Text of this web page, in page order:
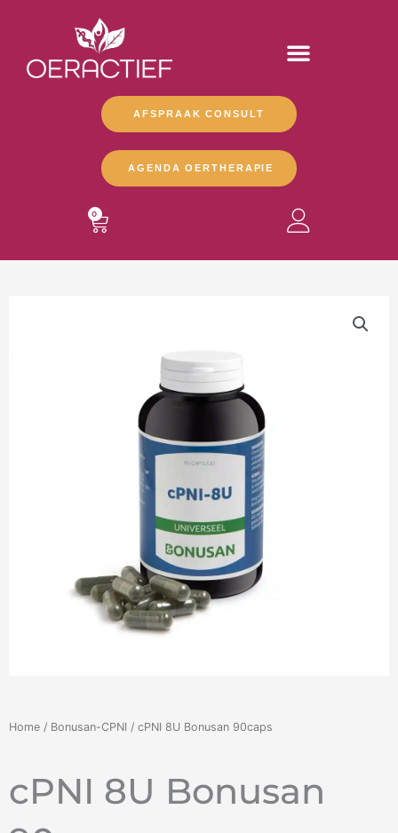
inhoud
AFSPRAAK CONSULT
AGENDA OERTHERAPIE
0
WINKELWAGEN
Home / Bonusan-CPNI / cPNI 8U Bonusan 90caps
cPNI 8U Bonusan